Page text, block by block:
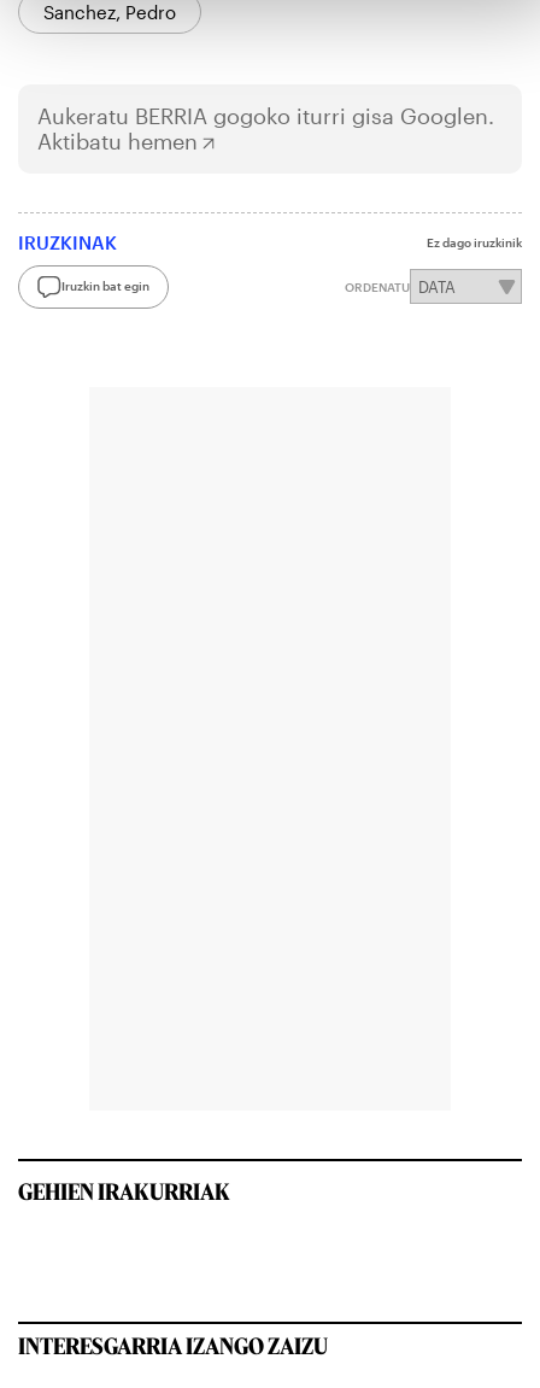
Sanchez, Pedro
Aukeratu BERRIA gogoko iturri gisa Googlen.
Aktibatu hemen
IRUZKINAK Ez dago iruzkinik
Iruzkin bat egin ORDENATU
GEHIEN IRAKURRIAK
INTERESGARRIA IZANGO ZAIZU